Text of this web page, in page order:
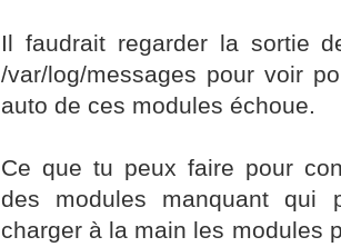
Il faudrait regarder la sortie
/var/log/messages pour voir
auto de ces modules échoue.
Ce que tu peux faire pour
des modules manquant qui
charger à la main les modules